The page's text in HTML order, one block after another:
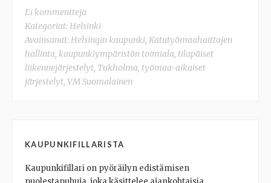
Ei kommentteja
Kategoriat:Helsinki
Avainsanat:Helsingin kaupunki, Katutyömaahaittojen
hallinta, kaupunkiympäristön toimiala, tilapäiset
liikennejärjestelyt, Tukholma, työmaa-aikaiset
järjestelyt, VM Suomalainen
KAUPUNKIFILLARISTA
Kaupunkifillari on pyöräilyn edistämisen